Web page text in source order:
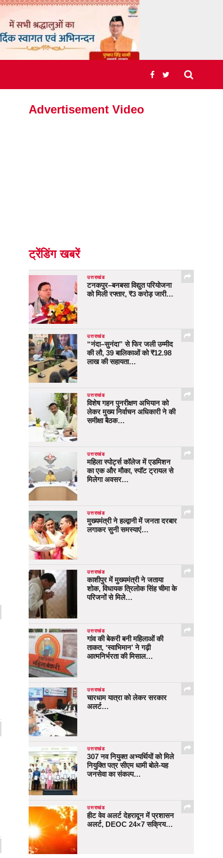
Advertisement Video
ट्रेंडिंग खबरें
उत्तराखंड
टनकपुर–बनबसा विद्युत परियोजना
को मिली रफ्तार, ₹3 करोड़ जारी…
उत्तराखंड
“नंदा–सुनंदा” से फिर जली उम्मीद
की लौ, 39 बालिकाओं को ₹12.98
लाख की सहायता…
उत्तराखंड
विशेष गहन पुनरीक्षण अभियान को
लेकर मुख्य निर्वाचन अधिकारी ने की
समीक्षा बैठक…
उत्तराखंड
महिला स्पोर्ट्स कॉलेज में एडमिशन
का एक और मौका, स्पॉट ट्रायल से
मिलेगा अवसर…
उत्तराखंड
मुख्यमंत्री ने हल्द्वानी में जनता दरबार
लगाकर सुनी समस्याएं…
उत्तराखंड
काशीपुर में मुख्यमंत्री ने जताया
शोक, विधायक त्रिलोक सिंह चीमा के
परिजनों से मिले…
उत्तराखंड
गांव की बेकरी बनी महिलाओं की
ताकत, ‘स्वाभिमान’ ने गढ़ी
आत्मनिर्भरता की मिसाल…
उत्तराखंड
चारधाम यात्रा को लेकर सरकार
अलर्ट…
उत्तराखंड
307 नव नियुक्त अभ्यर्थियों को मिले
नियुक्ति पत्र सीएम धामी बोले-यह
जनसेवा का संकल्प…
उत्तराखंड
हीट वेव अलर्ट देहरादून में प्रशासन
अलर्ट, DEOC 24×7 सक्रिय…